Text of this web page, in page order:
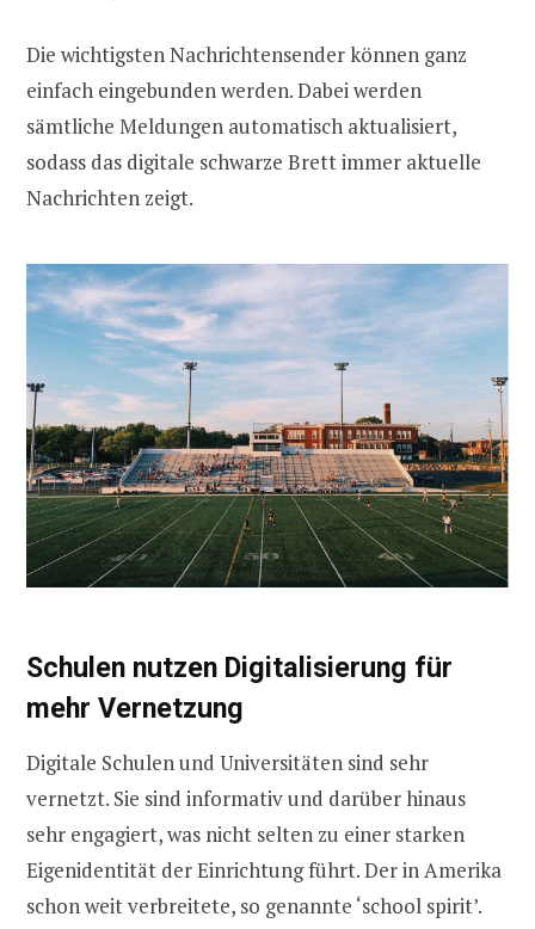
Die wichtigsten Nachrichtensender können ganz
einfach eingebunden werden. Dabei werden
sämtliche Meldungen automatisch aktualisiert,
sodass das digitale schwarze Brett immer aktuelle
Nachrichten zeigt.
Schulen nutzen Digitalisierung für
mehr Vernetzung
Digitale Schulen und Universitäten sind sehr
vernetzt. Sie sind informativ und darüber hinaus
sehr engagiert, was nicht selten zu einer starken
Eigenidentität der Einrichtung führt. Der in Amerika
schon weit verbreitete, so genannte ‘school spirit’.